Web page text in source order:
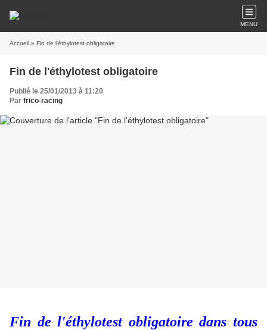
MENU
Accueil » Fin de l'éthylotest obligatoire
Fin de l'éthylotest obligatoire
Publié le 25/01/2013 à 11:20
Par frico-racing
Fin de l'éthylotest obligatoire dans tous